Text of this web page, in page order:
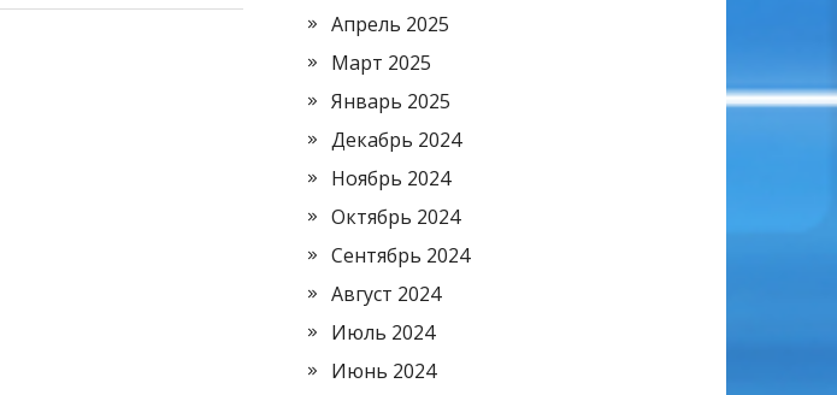
Апрель 2025
Март 2025
Январь 2025
Декабрь 2024
Ноябрь 2024
Октябрь 2024
Сентябрь 2024
Август 2024
Июль 2024
Июнь 2024